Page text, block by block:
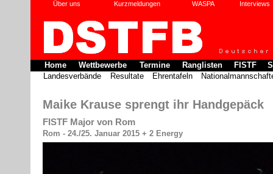
Über uns Kurzmeldungen WASPA Interviews
Home Wettbewerbe Termine Ranglisten FISTF
Landesverbände
Resultate Ehrentafeln
Maike Krause sprengt ihr Handgepäck
FISTF Major von Rom
Rom - 24./25. Januar 2015 + 2 Energy